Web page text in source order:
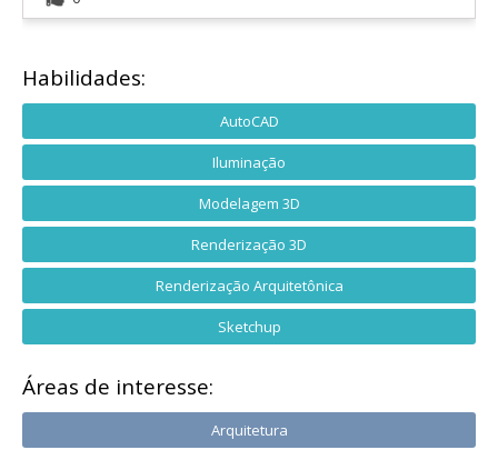
Habilidades:
AutoCAD
Iluminação
Modelagem 3D
Renderização 3D
Renderização Arquitetônica
Sketchup
Áreas de interesse:
Arquitetura